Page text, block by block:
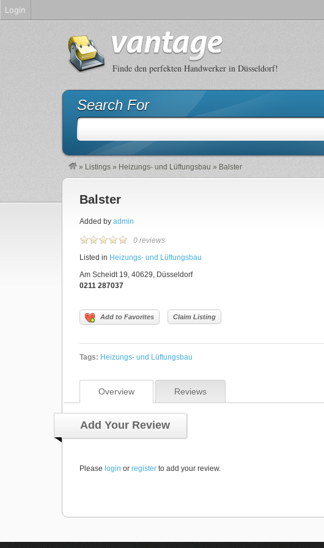
Finde den perfekten Handwerker in Düsseldorf!
Search For
» Listings » Heizungs- und Lüftungsbau » Balster
Balster
Added by admin
0 reviews
Listed in Heizungs- und Lüftungsbau
Am Scheidt 19, 40629, Düsseldorf
0211 287037
Add to Favorites Claim Listing
Tags: Heizungs- und Lüftungsbau
Overview Reviews
Add Your Review
Please login or register to add your review.
Login